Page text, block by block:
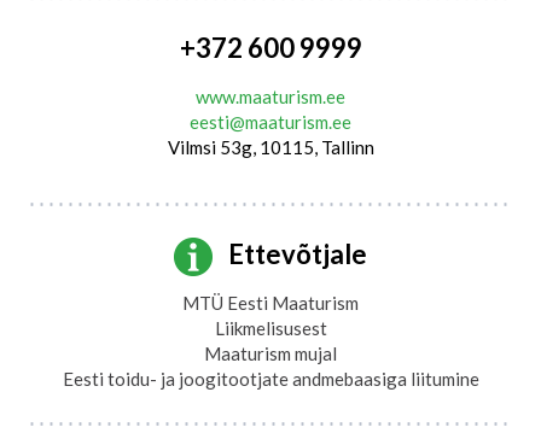
+372 600 9999
www.maaturism.ee
eesti@maaturism.ee
Vilmsi 53g, 10115, Tallinn
Ettevõtjale
MTÜ Eesti Maaturism
Liikmelisusest
Maaturism mujal
Eesti toidu- ja joogitootjate andmebaasiga liitumine